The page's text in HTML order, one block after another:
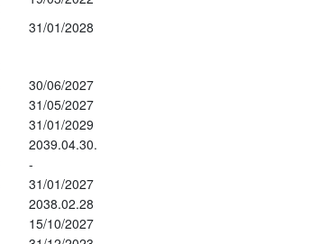
31/01/2028
30/06/2027
31/05/2027
31/01/2029
2039.04.30.
-
31/01/2027
2038.02.28
15/10/2027